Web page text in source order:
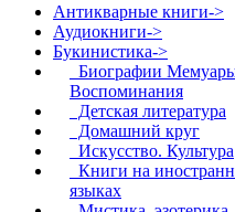
Антикварные книги->
Аудиокниги->
Букинистика->
Биографии
Воспоминания
Детская литература
Домашний круг
Искусство. Культура
Книги на
языках